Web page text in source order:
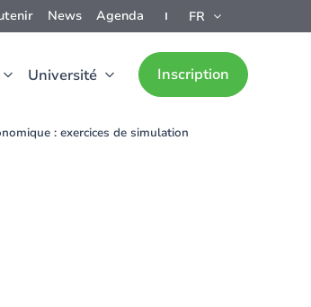
News Agenda FR
Université Inscription
: exercices de simulation